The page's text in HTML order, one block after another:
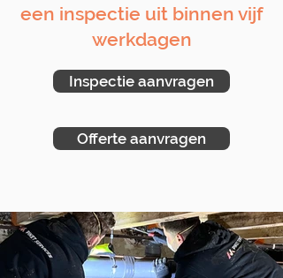
een inspectie uit binnen vijf
werkdagen
Inspectie aanvragen
Offerte aanvragen